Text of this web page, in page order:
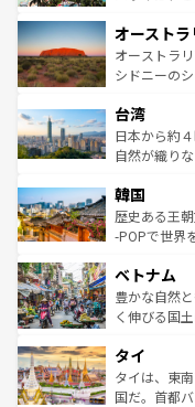
部のニュー
文化が魅力
しみながら
ならではの贅沢な旅
情報はコン
ワイ島は見
島だが、静
おすすめ。
れるおもて
人々、おい
ク、伝統的
ワイを、存分に味わっ
はコンテン
オーストラ
オーストラ
シドニーの
リアリーフ
ク）、タス
ど、見どこ
いる。アク
ビング、ハ
い。オース
参照してほし
台湾
日本から約
自然が織り
ン）、静ひ
と山間の静
驚きをもた
容にもいい
照してほし
韓国
歴史ある王
-POPで世界
き、地方に
できる。そ
まで、さま
リティに包
覧を参照し
ベトナム
豊かな自然
く伸びる国
急速な発展
ーチミン市
醸し出して
タイ
タイは、東
国だ。首都